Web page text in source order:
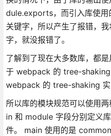
dule.exports，而引入库使
关键字，所以产生了报错，
字，就没报错了。
了解到了现在大多数库，都
于 webpack 的 tree-
webpack 的 tree-shaking 实
所以库的模块规范可以使用
in 和 module 字段分别定义
件。 main 使用的是